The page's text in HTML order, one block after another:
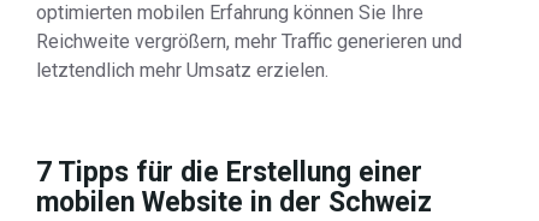
optimierten mobilen Erfahrung können Sie Ihre
Reichweite vergrößern, mehr Traffic generieren und
letztendlich mehr Umsatz erzielen.
7 Tipps für die Erstellung einer
mobilen Website in der Schweiz